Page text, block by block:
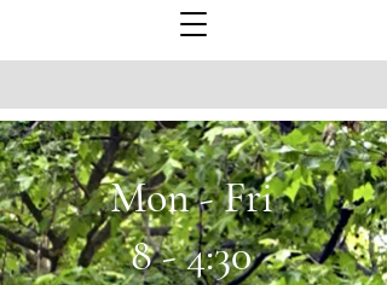
Mon - Fri
8 - 4:30